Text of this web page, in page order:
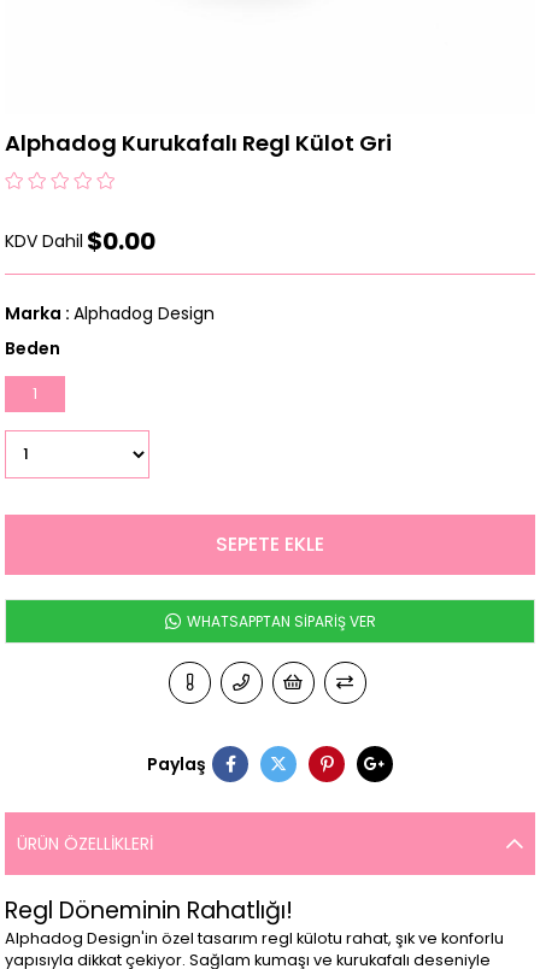
Alphadog Kurukafalı Regl Külot Gri
KDV Dahil $0.00
Marka : Alphadog Design
Beden
1
WHATSAPPTAN SİPARİŞ VER
Paylaş
ÜRÜN ÖZELLIKLERI
Regl Döneminin Rahatlığı!
Alphadog Design'in özel tasarım regl külotu rahat, şık ve konforlu
yapısıyla dikkat çekiyor. Sağlam kumaşı ve kurukafalı deseniyle